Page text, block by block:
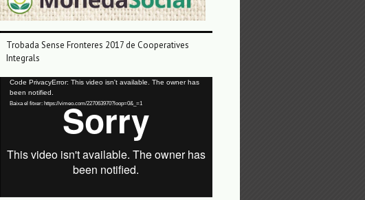
Trobada Sense Fronteres 2017 de Cooperatives
Integrals
Reproductor
vídeo
Code PrivacyError: This video isn't available. The owner has
been notified.
Baixa el fitxer: https://vimeo.com/227063970?loop=0&_=1